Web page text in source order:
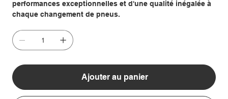
performances exceptionnelles et d'une qualité inégalée à
chaque changement de pneus.
Ajouter au panier